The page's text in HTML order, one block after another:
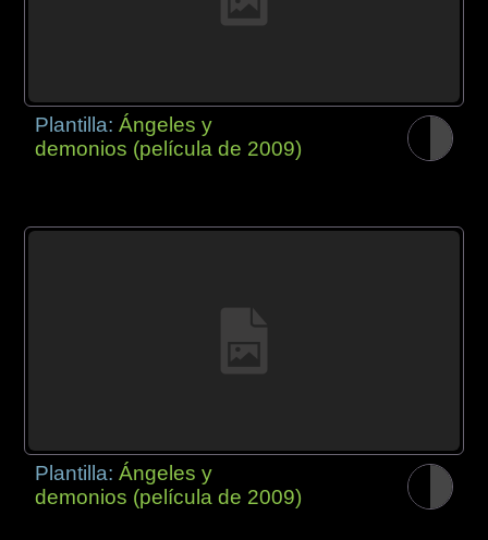
Plantilla:Ángeles y
demonios (película de 2009)
Plantilla:Ángeles y
demonios (película de 2009)